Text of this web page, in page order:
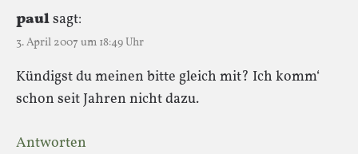
paulsagt:
3. April 2007 um 18:49 Uhr
Kündigst du meinen bitte gleich mit? Ich komm‘
schon seit Jahren nicht dazu.
Antworten